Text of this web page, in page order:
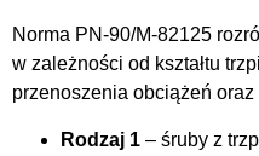
Norma PN-90/M-82125
w zależności od kształtu
przenoszenia obciążeń
Rodzaj 1 – śruby z